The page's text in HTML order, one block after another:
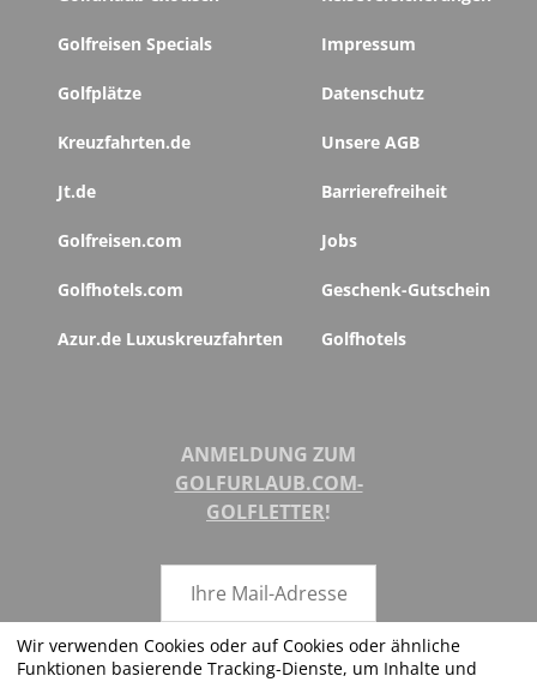
Golfreisen Specials
Golfplätze
Kreuzfahrten.de
Jt.de
Golfreisen.com
Golfhotels.com
Azur.de Luxuskreuzfahrten
Impressum
Datenschutz
Unsere AGB
Barrierefreiheit
Jobs
Geschenk-Gutschein
Golfhotels
ANMELDUNG ZUM
GOLFURLAUB.COM-
GOLFLETTER!
ABSENDEN
Wir verwenden Cookies oder auf Cookies oder ähnliche
Funktionen basierende Tracking-Dienste, um Inhalte und